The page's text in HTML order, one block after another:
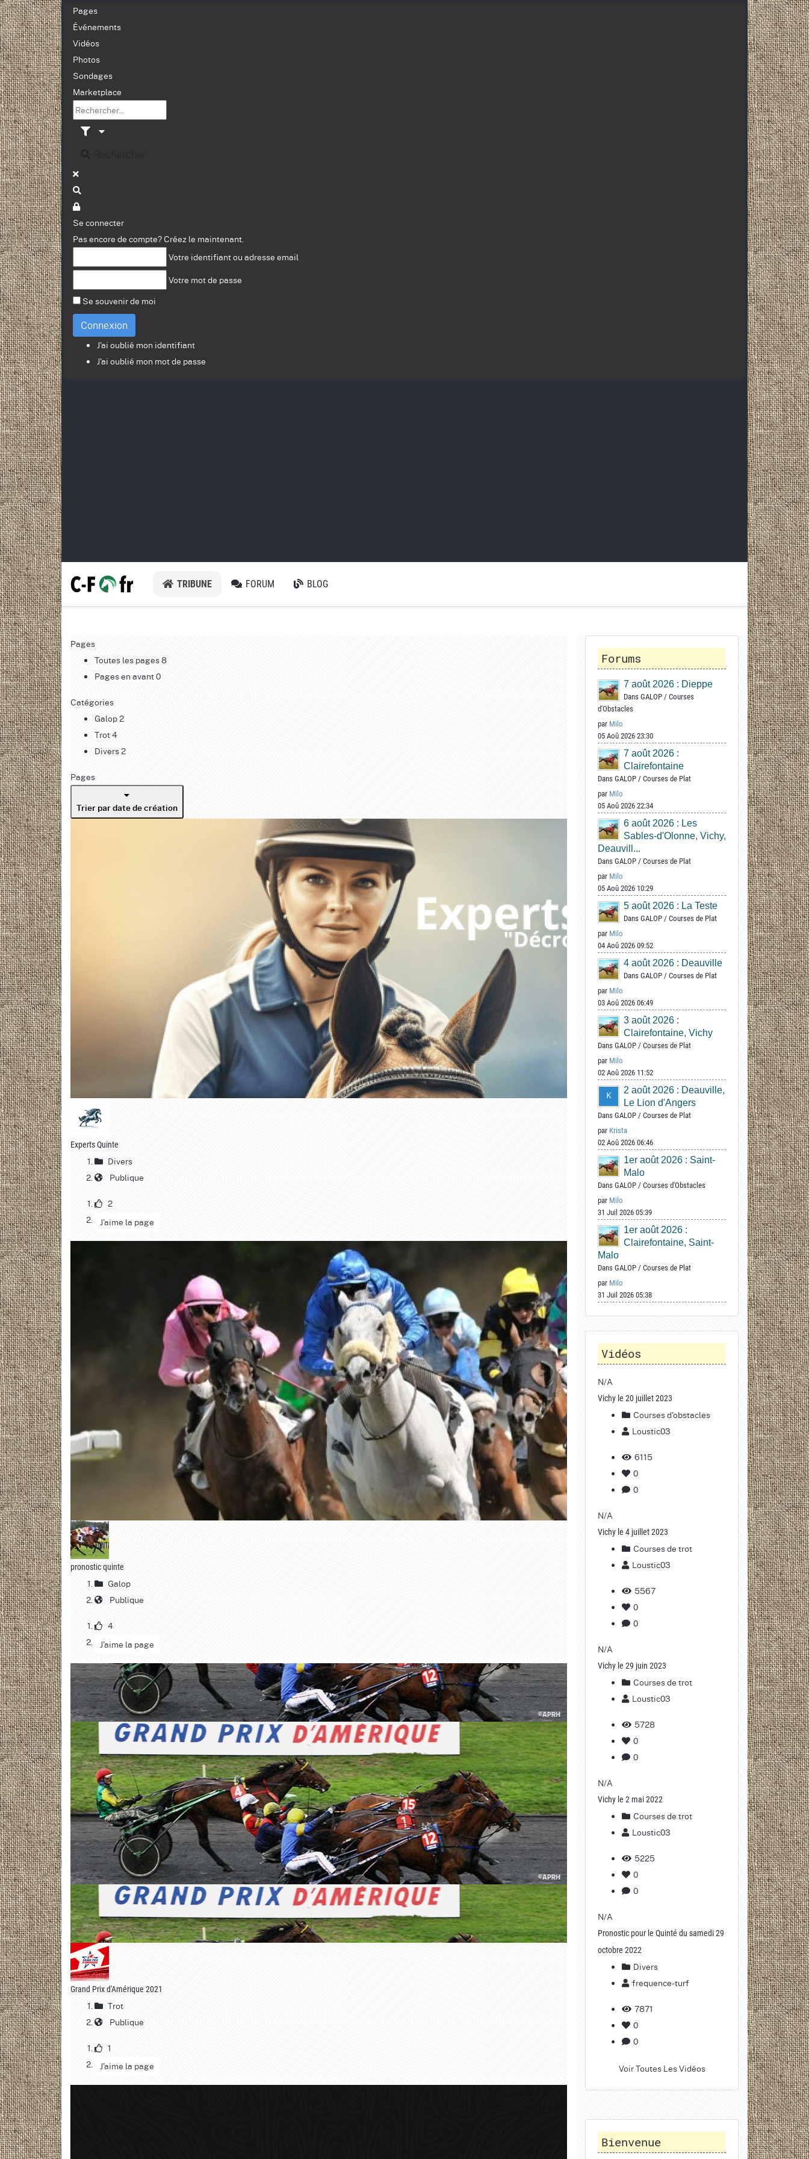
Pages
Événements
Vidéos
Photos
Sondages
Marketplace
Se connecter
Pas encore de compte? Créez le maintenant.
Votre identifiant ou adresse email
Votre mot de passe
Se souvenir de moi
Connexion
J'ai oublié mon identifiant
J'ai oublié mon mot de passe
TRIBUNE FORUM BLOG
Pages
Toutes les pages8
Pages en avant0
Catégories
Galop2
Trot4
Divers2
Pages
Trier par date de création
Experts Quinte
Divers
Publique
2
J'aime la page
pronostic quinte
Galop
Publique
4
J'aime la page
Grand Prix d'Amérique 2021
Trot
Publique
1
J'aime la page
Forums
7 août 2026 : Dieppe
Dans GALOP / Courses
d'Obstacles
par Milo
05 Aoû 2026 23:30
7 août 2026 :
Clairefontaine
Dans GALOP / Courses de Plat
par Milo
05 Aoû 2026 22:34
6 août 2026 : Les
Sables-d'Olonne, Vichy,
Deauvill...
Dans GALOP / Courses de Plat
par Milo
05 Aoû 2026 10:29
5 août 2026 : La Teste
Dans GALOP / Courses de Plat
par Milo
04 Aoû 2026 09:52
4 août 2026 : Deauville
Dans GALOP / Courses de Plat
par Milo
03 Aoû 2026 06:49
3 août 2026 :
Clairefontaine, Vichy
Dans GALOP / Courses de Plat
par Milo
02 Aoû 2026 11:52
2 août 2026 : Deauville,
Le Lion d'Angers
Dans GALOP / Courses de Plat
par Krista
02 Aoû 2026 06:46
1er août 2026 : Saint-
Malo
Dans GALOP / Courses d'Obstacles
par Milo
31 Juil 2026 05:39
1er août 2026 :
Clairefontaine, Saint-
Malo
Dans GALOP / Courses de Plat
par Milo
31 Juil 2026 05:38
Vidéos
N/A
Vichy le 20 juillet 2023
Courses d'obstacles
Loustic03
6115
0
0
N/A
Vichy le 4 juillet 2023
Courses de trot
Loustic03
5567
0
0
N/A
Vichy le 29 juin 2023
Courses de trot
Loustic03
5728
0
0
N/A
Vichy le 2 mai 2022
Courses de trot
Loustic03
5225
0
0
N/A
Pronostic pour le Quinté du samedi 29
octobre 2022
Divers
frequence-turf
7871
0
0
Voir Toutes Les Vidéos
Bienvenue